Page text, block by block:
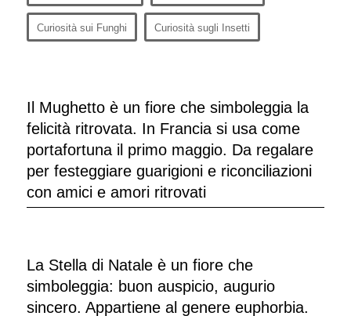
Curiosità sui Funghi Curiosità sugli Insetti
Il Mughetto è un fiore che simboleggia la
felicità ritrovata. In Francia si usa come
portafortuna il primo maggio. Da regalare
per festeggiare guarigioni e riconciliazioni
con amici e amori ritrovati
La Stella di Natale è un fiore che
simboleggia: buon auspicio, augurio
sincero. Appartiene al genere euphorbia.